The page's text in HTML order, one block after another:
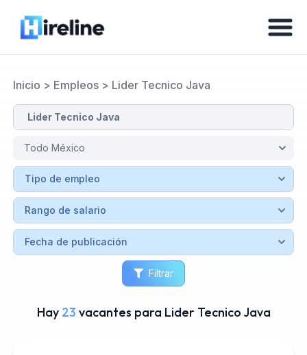
Inicio > Empleos> Lider Tecnico Java
Filtrar
Hay 23 vacantes para Lider Tecnico Java